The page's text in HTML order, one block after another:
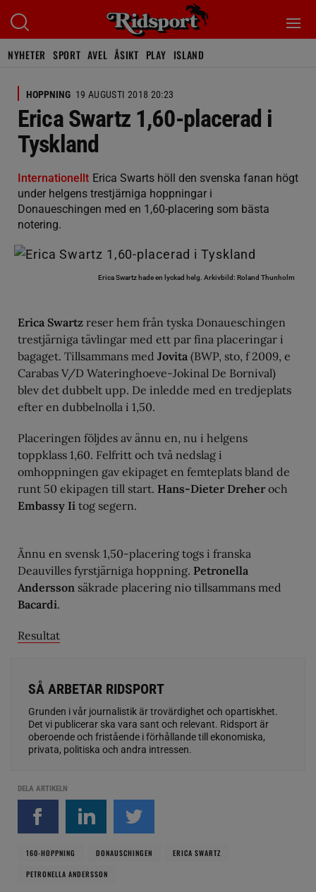
NYHETER SPORT AVEL ÅSIKT PLAY ISLAND
HOPPNING 19 AUGUSTI 2018 20:23
Erica Swartz 1,60-placerad i
Tyskland
Internationellt Erica Swarts höll den svenska fanan högt
under helgens trestjärniga hoppningar i
Donaueschingen med en 1,60-placering som bästa
notering.
Erica Swartz hade en lyckad helg. Arkivbild: Roland Thunholm
Erica Swartz reser hem från tyska Donaueschingen
trestjärniga tävlingar med ett par fina placeringar i
bagaget. Tillsammans med Jovita (BWP, sto, f 2009, e
Carabas V/D Wateringhoeve-Jokinal De Bornival)
blev det dubbelt upp. De inledde med en tredjeplats
efter en dubbelnolla i 1,50.
Placeringen följdes av ännu en, nu i helgens
toppklass 1,60. Felfritt och två nedslag i
omhoppningen gav ekipaget en femteplats bland de
runt 50 ekipagen till start. Hans-Dieter Dreher och
Embassy Ii tog segern.
Ännu en svensk 1,50-placering togs i franska
Deauvilles fyrstjärniga hoppning. Petronella
Andersson säkrade placering nio tillsammans med
Bacardi.
Resultat
SÅ ARBETAR RIDSPORT
Grunden i vår journalistik är trovärdighet och opartiskhet.
Det vi publicerar ska vara sant och relevant. Ridsport är
oberoende och fristående i förhållande till ekonomiska,
privata, politiska och andra intressen.
DELA ARTIKELN
160-HOPPNING DONAUSCHINGEN
ERICA SWARTZ
PETRONELLA ANDERSSON